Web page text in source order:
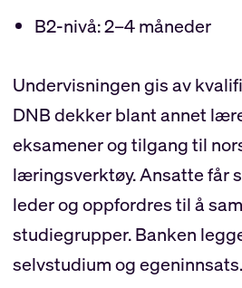
B2-nivå: 2–4 måneder
Undervisningen gis av
DNB dekker blant annet
eksamener og tilgang til
læringsverktøy. Ansatte får
leder og oppfordres til å
studiegrupper. Banken
selvstudium og egeninnsats.